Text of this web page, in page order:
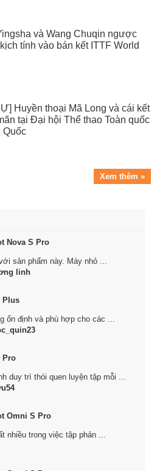
và Wang Chuqin ngược
tính vào bán kết ITTF World
Huyền thoại Mã Long và cái kết
tại Đại hội Thể thao Toàn quốc
Quốc
Xem thêm »
Nova S Pro
sản phẩm này. Máy nhỏ ...
linh
Plus
ổn định và phù hợp cho các ...
Pro
duy trì thói quen luyện tập mỗi ...
Omni S Pro
nhiều trong việc tập phản ...